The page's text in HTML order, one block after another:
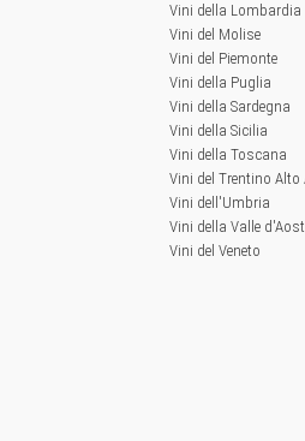
Vini della Lombardia
Vini del Molise
Vini del Piemonte
Vini della Puglia
Vini della Sardegna
Vini della Sicilia
Vini della Toscana
Vini del Trentino Alto
Vini dell'Umbria
Vini della Valle
Vini del Veneto